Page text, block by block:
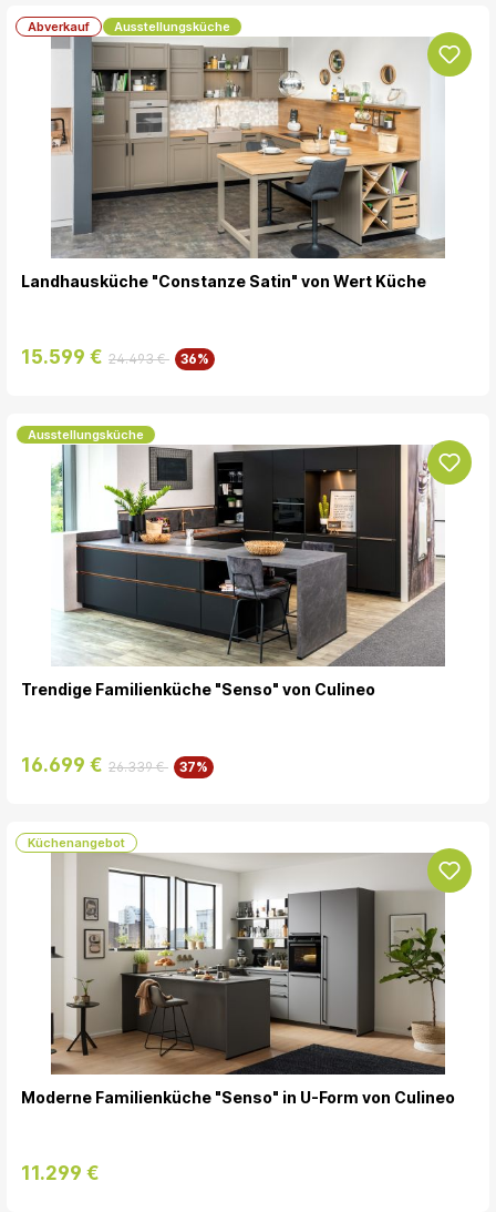
Abverkauf Ausstellungsküche
Landhausküche "Constanze Satin" von Wert Küche
15.599 € 24.493 € 36%
Ausstellungsküche
Trendige Familienküche "Senso" von Culineo
16.699 € 26.339 € 37%
Küchenangebot
Moderne Familienküche "Senso" in U-Form von Culineo
11.299 €